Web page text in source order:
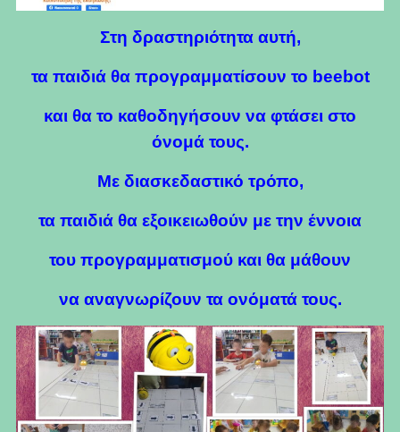
Στη δραστηριότητα αυτή,
τα παιδιά θα προγραμματίσουν το beebot
και θα το καθοδηγήσουν να φτάσει στο
όνομά τους.
Με διασκεδαστικό τρόπο,
τα παιδιά θα εξοικειωθούν με την έννοια
του προγραμματισμού και θα μάθουν
να αναγνωρίζουν τα ονόματά τους.